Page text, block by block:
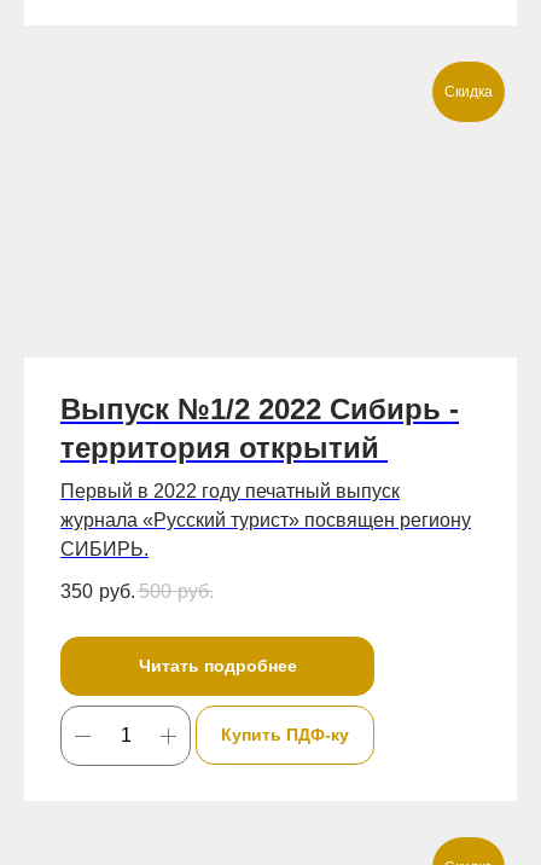
Скидка
Выпуск №1/2 2022 Сибирь -
территория открытий
Первый в 2022 году печатный выпуск
журнала «Русский турист» посвящен региону
СИБИРЬ.
350 руб. 500 руб.
Читать подробнее
Купить ПДФ-ку